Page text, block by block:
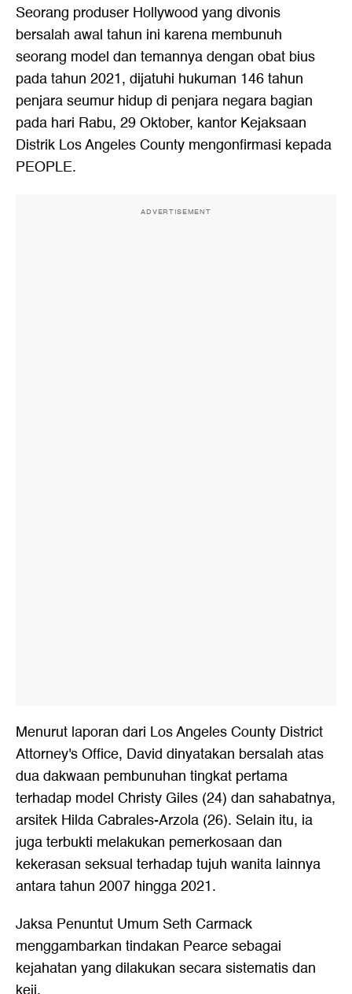
Seorang produser Hollywood yang divonis
bersalah awal tahun ini karena membunuh
seorang model dan temannya dengan obat bius
pada tahun 2021, dijatuhi hukuman 146 tahun
penjara seumur hidup di penjara negara bagian
pada hari Rabu, 29 Oktober, kantor Kejaksaan
Distrik Los Angeles County mengonfirmasi kepada
PEOPLE.
ADVERTISEMENT
Menurut laporan dari Los Angeles County District
Attorney's Office, David dinyatakan bersalah atas
dua dakwaan pembunuhan tingkat pertama
terhadap model Christy Giles (24) dan sahabatnya,
arsitek Hilda Cabrales-Arzola (26). Selain itu, ia
juga terbukti melakukan pemerkosaan dan
kekerasan seksual terhadap tujuh wanita lainnya
antara tahun 2007 hingga 2021.
Jaksa Penuntut Umum Seth Carmack
menggambarkan tindakan Pearce sebagai
kejahatan yang dilakukan secara sistematis dan